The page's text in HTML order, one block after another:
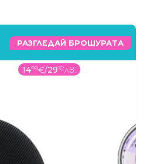
РАЗГЛЕДАЙ БРОШУРАТА
1499€/2932лв.